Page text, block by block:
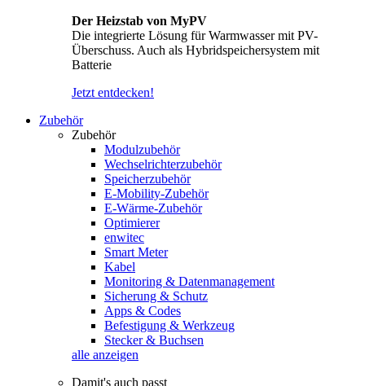
Der Heizstab von MyPV
Die integrierte Lösung für Warmwasser mit PV-
Überschuss. Auch als Hybridspeichersystem mit
Batterie
Jetzt entdecken!
Zubehör
Zubehör
Modulzubehör
Wechselrichterzubehör
Speicherzubehör
E-Mobility-Zubehör
E-Wärme-Zubehör
Optimierer
enwitec
Smart Meter
Kabel
Monitoring & Datenmanagement
Sicherung & Schutz
Apps & Codes
Befestigung & Werkzeug
Stecker & Buchsen
alle anzeigen
Damit's auch passt